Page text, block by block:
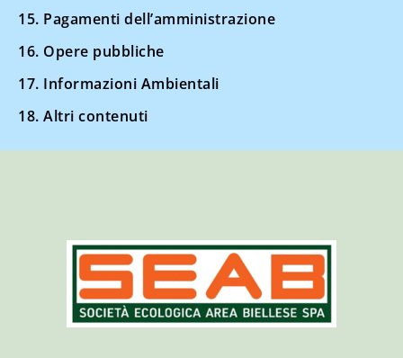
15. Pagamenti dell’amministrazione
16. Opere pubbliche
17. Informazioni Ambientali
18. Altri contenuti